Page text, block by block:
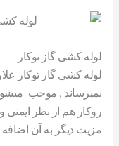
لوله کشی گاز توکار
لوله کشی گاز توکار
نمیرساند , موجب
روکار هم از نظر ایمنی و
مزیت دیگر به آن اضافه